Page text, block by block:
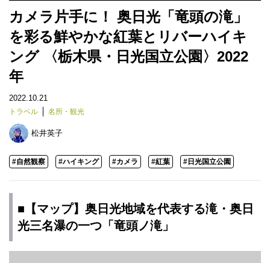
カメラ片手に！ 奥日光「竜頭の滝」
を彩る鮮やかな紅葉とリバーハイキ
ング 〈栃木県・日光国立公園〉2022
年
2022.10.21
トラベル 名所・観光
松井英子
#自然観察 #ハイキング #カメラ #紅葉 #日光国立公園
■【マップ】奥日光地域を代表する滝・奥日
光三名瀑の一つ「竜頭ノ滝」